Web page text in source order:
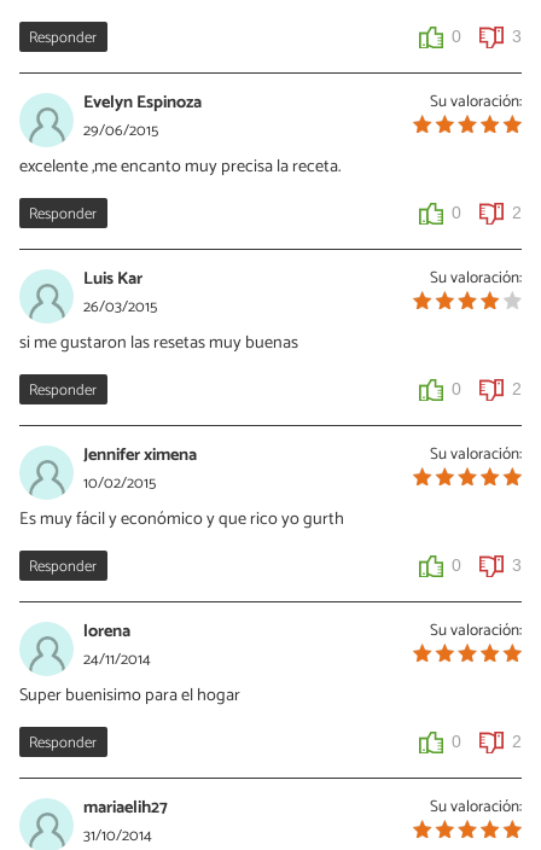
Responder 0 3
Su valoración:
Evelyn Espinoza
29/06/2015
excelente ,me encanto muy precisa la receta.
Responder 0 2
Su valoración:
Luis Kar
26/03/2015
si me gustaron las resetas muy buenas
Responder 0 2
Su valoración:
Jennifer ximena
10/02/2015
Es muy fácil y económico y que rico yo gurth
Responder 0 3
Su valoración:
lorena
24/11/2014
Super buenisimo para el hogar
Responder 0 2
Su valoración:
mariaelih27
31/10/2014